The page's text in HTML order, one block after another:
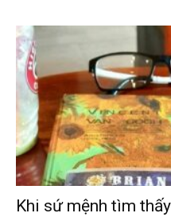
Khi sứ mệnh tìm